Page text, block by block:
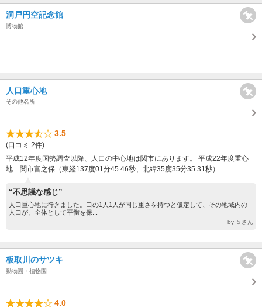
洞戸円空記念館
博物館
人口重心地
その他名所
3.5
(口コミ 2件)
平成12年度国勢調査以降、人口の中心地は関市にあります。 平成22年度重心
地 関市富之保（東経137度01分45.46秒、北緯35度35分35.31秒）
“不思議な感じ”
人口重心地に行きました。口の1人1人が同じ重さを持つと仮定して、その地域内の
人口が、全体として平衡を保...
by ５さん
板取川のサツキ
動物園・植物園
4.0